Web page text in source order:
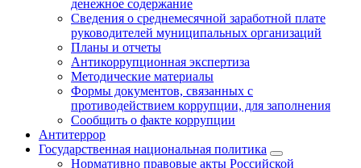
денежное содержание
Сведения о среднемесячной заработной плате
руководителей муниципальных организаций
Планы и отчеты
Антикоррупционная экспертиза
Методические материалы
Формы документов, связанных с
противодействием коррупции, для заполнения
Сообщить о факте коррупции
Антитеррор
Государственная национальная политика
Нормативно правовые акты Российской